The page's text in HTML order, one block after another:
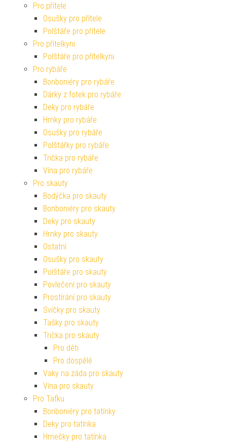
Pro přítele
Osušky pro přítele
Polštáře pro přítele
Pro přítelkyni
Polštáře pro přítelkyni
Pro rybáře
Bonboniéry pro rybáře
Dárky z fotek pro rybáře
Deky pro rybáře
Hrnky pro rybáře
Osušky pro rybáře
Polštářky pro rybáře
Trička pro rybáře
Vína pro rybáře
Pro skauty
Bodýčka pro skauty
Bonboniéry pro skauty
Deky pro skauty
Hrnky pro skauty
Ostatní
Osušky pro skauty
Polštáře pro skauty
Povlečení pro skauty
Prostírání pro skauty
Svíčky pro skauty
Tašky pro skauty
Trička pro skauty
Pro děti
Pro dospělé
Vaky na záda pro skauty
Vína pro skauty
Pro Taťku
Bonboniéry pro tatínky
Deky pro tatínka
Hrnečky pro tatínka